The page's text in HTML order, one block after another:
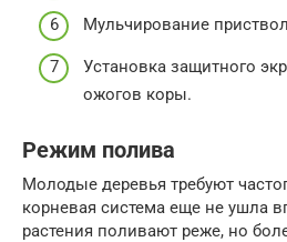
Мульчирование
Установка защитного
ожогов коры.
Режим полива
Молодые деревья требуют
корневая система еще не ушла
растения поливают реже, но